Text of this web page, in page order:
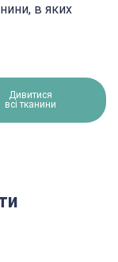
в яких
Дивитися
всі тканини